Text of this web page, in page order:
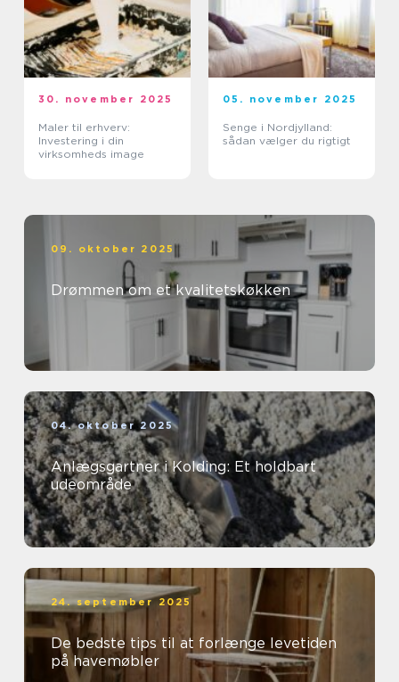
30. november 2025
Maler til erhverv:
Investering i din
virksomheds image
05. november 2025
Senge i Nordjylland:
sådan vælger du rigtigt
09. oktober 2025
Drømmen om et kvalitetskøkken
04. oktober 2025
Anlægsgartner i Kolding: Et holdbart
udeområde
24. september 2025
De bedste tips til at forlænge levetiden
på havemøbler